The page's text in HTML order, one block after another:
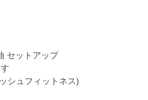
セットアップ
シュフィットネス)